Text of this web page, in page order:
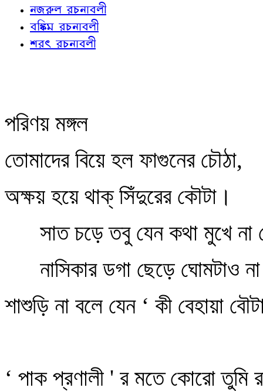
নজরুল রচনাবলী
বঙ্কিম রচনাবলী
শরৎ রচনাবলী
পরিণয় মঙ্গল
তোমাদের বিয়ে হল ফাগুনের চৌঠা,
অক্ষয় হয়ে থাক্‌ সিঁদুরের কৌটা।
সাত চড়ে তবু যেন কথা মুখে না
নাসিকার ডগা ছেড়ে ঘোমটাও
শাশুড়ি না বলে যেন ‘ কী বেহায়া
‘ পাক প্রণালী ' র মতে কোরো তুমি